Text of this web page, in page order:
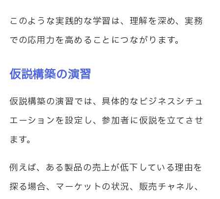
このような実践的な学習は、理解を深め、実務
での応用力を高めることにつながります。
仮説構築の演習
仮説構築の演習では、具体的なビジネスシチュ
エーションを設定し、参加者に仮説を立てさせ
ます。
例えば、ある製品の売上が低下している理由を
探る場合、マーケットの状況、販売チャネル、